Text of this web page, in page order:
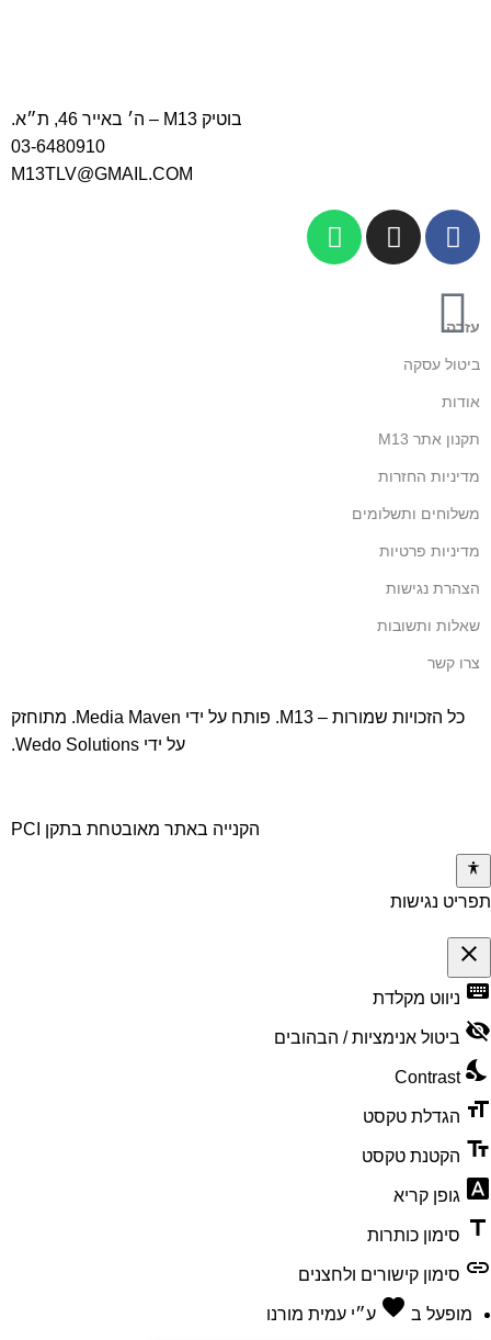
בוטיק M13 – ה׳ באייר 46, ת״א.
03-6480910
עזרה
ביטול עסקה
אודות
תקנון אתר M13
מדיניות החזרות
משלוחים ותשלומים
מדיניות פרטיות
הצהרת נגישות
שאלות ותשובות
צרו קשר
כל הזכויות שמורות – M13. פותח על ידי Media Maven. מתוחזק
על ידי Wedo Solutions
.
הקנייה באתר מאובטחת בתקן PCI
תפריט נגישות
close
פתיחה
של
תפריט
keyboard ניווט מקלדת
visibility_off ביטול אנימציות / הבהובים
nights_stay
Contrast
format_size הגדלת טקסט
text_fields הקטנת טקסט
font_download גופן קריא
title סימון כותרות
link סימון קישורים ולחצנים
מופעל ב favorite אהבה
ע״י עמית מורנו